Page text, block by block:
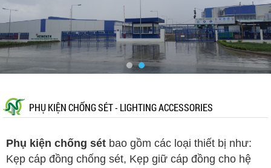
PHỤ KIỆN CHỐNG SÉT - LIGHTING ACCESSORIES
Phụ kiện chống sét bao gồm các loại thiết bị như:
Kẹp cáp đồng chống sét, Kẹp giữ cáp đồng cho hệ